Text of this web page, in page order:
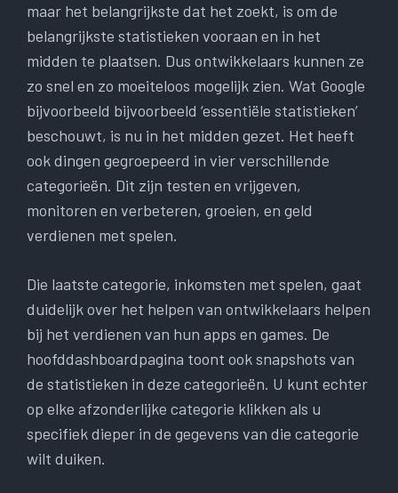
maar het belangrijkste dat het zoekt, is om de
belangrijkste statistieken vooraan en in het
midden te plaatsen. Dus ontwikkelaars kunnen ze
zo snel en zo moeiteloos mogelijk zien. Wat Google
bijvoorbeeld bijvoorbeeld ‘essentiële statistieken’
beschouwt, is nu in het midden gezet. Het heeft
ook dingen gegroepeerd in vier verschillende
categorieën. Dit zijn testen en vrijgeven,
monitoren en verbeteren, groeien, en geld
verdienen met spelen.
Die laatste categorie, inkomsten met spelen, gaat
duidelijk over het helpen van ontwikkelaars helpen
bij het verdienen van hun apps en games. De
hoofddashboardpagina toont ook snapshots van
de statistieken in deze categorieën. U kunt echter
op elke afzonderlijke categorie klikken als u
specifiek dieper in de gegevens van die categorie
wilt duiken.